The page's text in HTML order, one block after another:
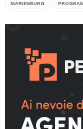
MARIENBURG